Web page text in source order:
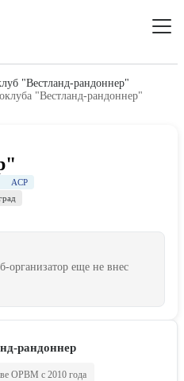
"Вестланд-рандоннер"
"Вестланд-рандоннер"
ACP
организатор еще не внес
рандоннер
ОРВМ с 2010 года